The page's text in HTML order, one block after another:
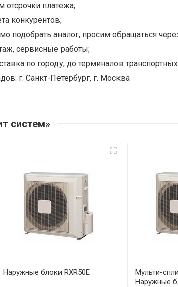
отсрочки платежа;
конкурентов;
подобрать аналог, просим обращаться
сервисные работы;
по городу, до терминалов
г. Санкт-Петербург, г. Москва
систем»
Наружные блоки RXR50E
Мульти-
Наружные